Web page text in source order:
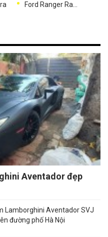
Ford Ranger Raptor
Aventador đẹp
Lamborghini Aventador SVJ
đường phố Hà Nội